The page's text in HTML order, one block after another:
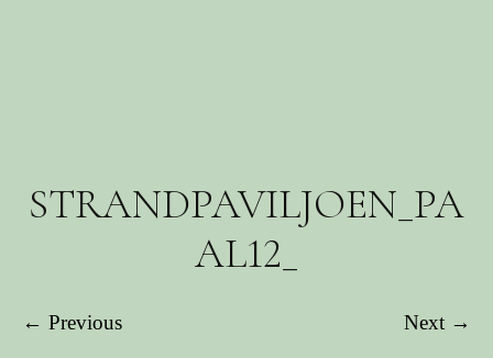
STRANDPAVILJOEN_PA
AL12_
← Previous Next →